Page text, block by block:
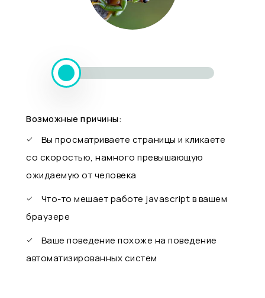
Возможные причины:
Вы просматриваете страницы и кликаете
со скоростью, намного превышающую
ожидаемую от человека
Что-то мешает работе javascript в вашем
браузере
Ваше поведение похоже на поведение
автоматизированных систем